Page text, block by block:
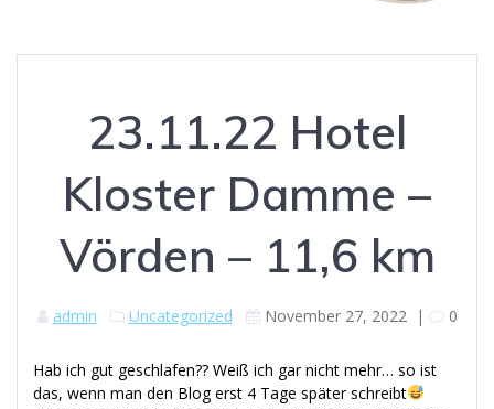
23.11.22 Hotel
Kloster Damme –
Vörden – 11,6 km
admin Uncategorized November 27, 2022 | 0
Hab ich gut geschlafen?? Weiß ich gar nicht mehr… so ist
das, wenn man den Blog erst 4 Tage später schreibt